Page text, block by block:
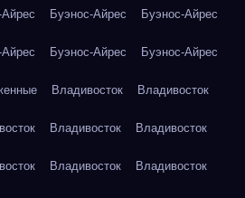
Буэнос-Айрес Буэнос-Айрес
Буэнос-Айрес Буэнос-Айрес
Владивосток Владивосток
Владивосток Владивосток
Владивосток Владивосток